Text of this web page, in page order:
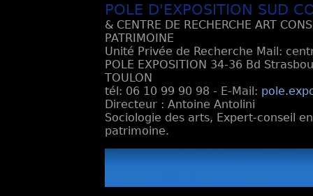
POLE D'EXPOSITION SUD
& CENTRE DE RECHERCHE ART
PATRIMOINE
Unité Privée de Recherche Mail:
POLE EXPOSITION 34-36 Bd
TOULON
tél: 06 10 99 90 98 - E-Mail:
Directeur : Antoine Antolini
Sociologie des arts, Expert-conseil
patrimoine.